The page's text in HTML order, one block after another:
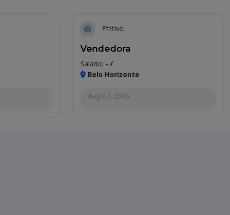
Efetivo
Vendedora
Salario: - /
Belo Horizonte
Aug 07, 2026